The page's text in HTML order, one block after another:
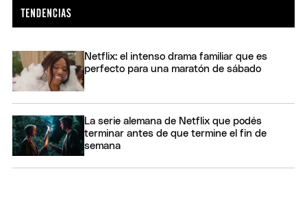
Netflix: el intenso drama familiar que es
perfecto para una maratón de sábado
La serie alemana de Netflix que podés
terminar antes de que termine el fin de
semana